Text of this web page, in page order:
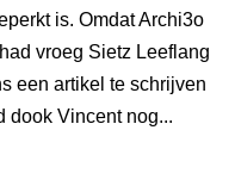
is. Omdat Archi3o
vroeg Sietz Leeflang
een artikel te schrijven
dook Vincent nog...